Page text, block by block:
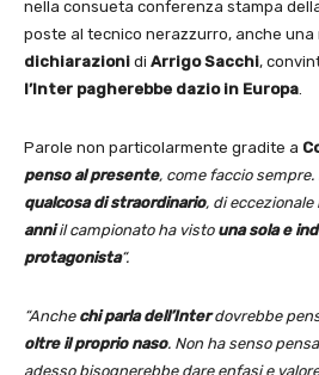
nella consueta conferenza stampa
poste al tecnico nerazzurro, anche
dichiarazioni di Arrigo Sacchi,
l’Inter pagherebbe dazio in Europa
Parole non particolarmente gradite a
penso al presente, come faccio sempre.
qualcosa di straordinario, di
anniil campionato ha visto una sola e
protagonista“.
“Anche chi parla dell’Interdovrebbe
oltre il proprio naso. Non ha senso
adesso bisognerebbe dare enfasi e